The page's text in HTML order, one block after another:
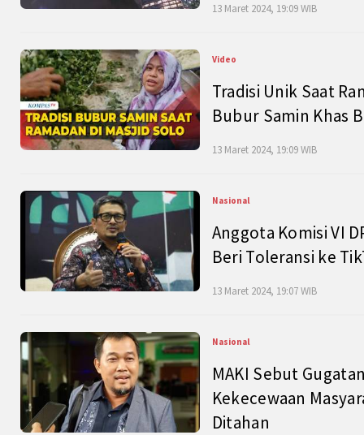
13 Maret 2024, 19:09 WIB
Video
Tradisi Unik Saat
Bubur Samin Khas
13 Maret 2024, 19:09 WIB
Nasional
Anggota Komisi VI
Beri Toleransi ke
13 Maret 2024, 19:07 WIB
Nasional
MAKI Sebut
Kekecewaan
Ditahan